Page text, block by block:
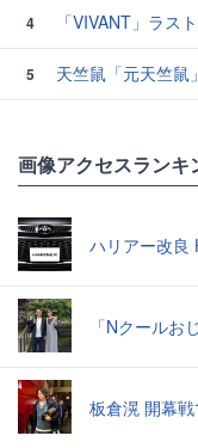
4 「VIVANT」ラス
5
天竺鼠「元天竺鼠
画像アクセスランキ
ハリアー改良
「Nクールお
板倉滉 開幕